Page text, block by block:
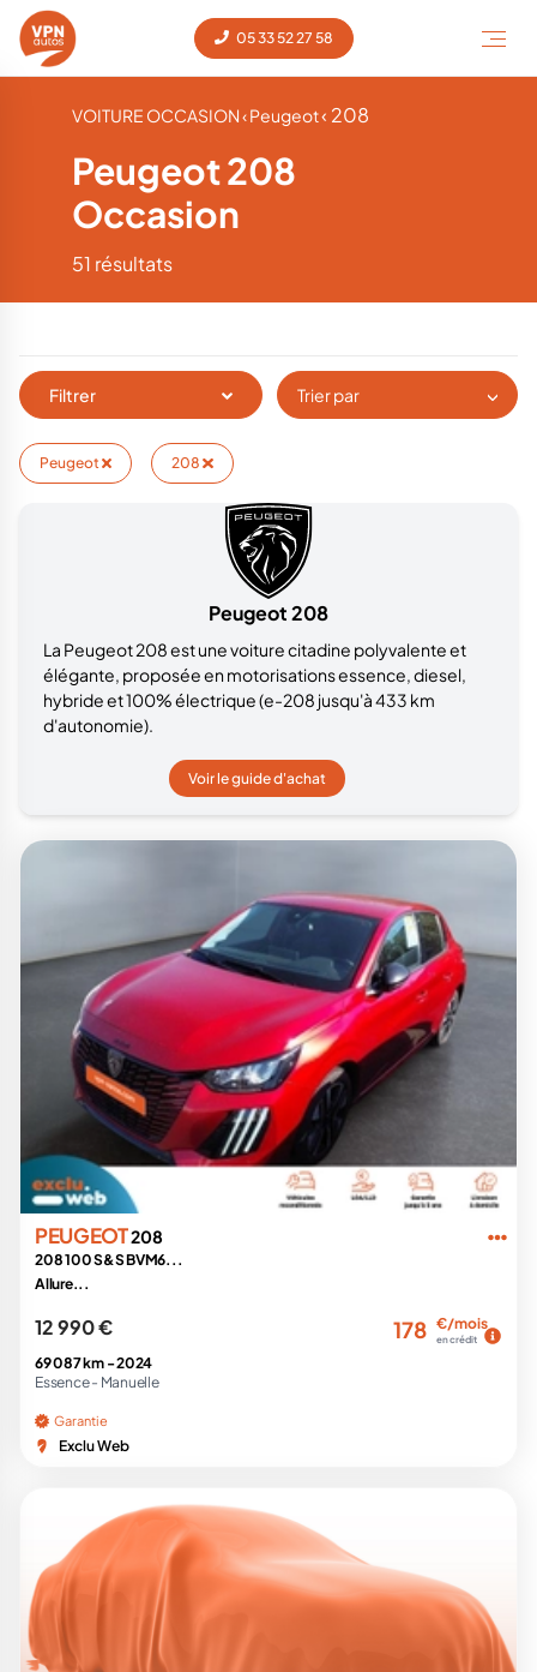
05 33 52 27 58
VOITURE OCCASION‹ Peugeot‹ 208
Peugeot 208
Occasion
51 résultats
Filtrer Trier par
Peugeot 208
Peugeot 208
La Peugeot 208 est une voiture citadine polyvalente et
élégante, proposée en motorisations essence, diesel,
hybride et 100% électrique (e-208 jusqu'à 433 km
d'autonomie).
Voir le guide d'achat
PEUGEOT208
208 100 S&S BVM6...
Allure...
12 990 € 178 €/mois
en crédit
69 087 km -2024
Essence - Manuelle
Garantie
Exclu Web